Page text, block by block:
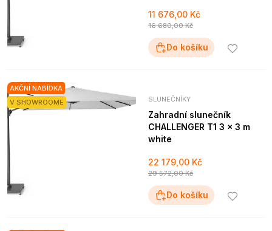
11 676,00 Kč
16 680,00 Kč
Do košíku
AKČNÍ NABÍDKA
V SHOWROOME
SLUNEČNÍKY
Zahradní slunečník
CHALLENGER T1 3 x 3 m
white
22 179,00 Kč
29 572,00 Kč
Do košíku